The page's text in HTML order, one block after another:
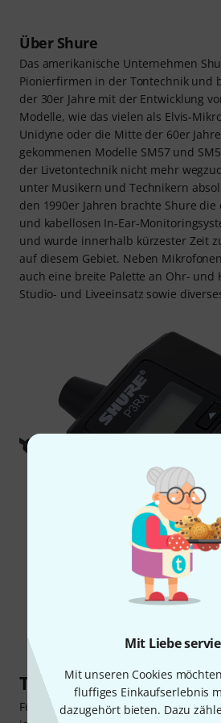
Mit Liebe
Mit unseren Cookies
fluffiges Einkaufserlebnis
dazugehört bieten. Dazu
Über Shure
Das amerikanische Unternehmen
Pionierfirmen in der Tontechnik und
der 30er Jahre mit der Entwicklung
Modelle, wie das vielen als Elvis-
Unidyne oder die Mitte der 60er
gekommenen Modelle SM57 und
der Livetontechnik nicht mehr
unter Musikern und Technikern
den 1990er Jahren brachte Shure
und kabellosen In-Ear-
und wurde innerhalb kürzester Zeit
auf diesem Gebiet. Neben
auch eine breite Palette an Ohr- und
Studio- und Liveeinsatz sowie
Toller Sound und Profi-
Für Solomusiker und Bands mit